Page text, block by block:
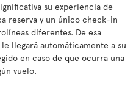
su experiencia de
reserva y un único check-in
diferentes. De esa
llegará automáticamente a su
en caso de que ocurra una
vuelo.